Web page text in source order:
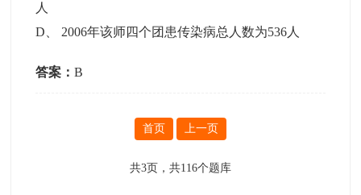
人
D
2006年该师四个团患传染病总人数为536人
答案：B
首页 上一页
共3页，共116个题库